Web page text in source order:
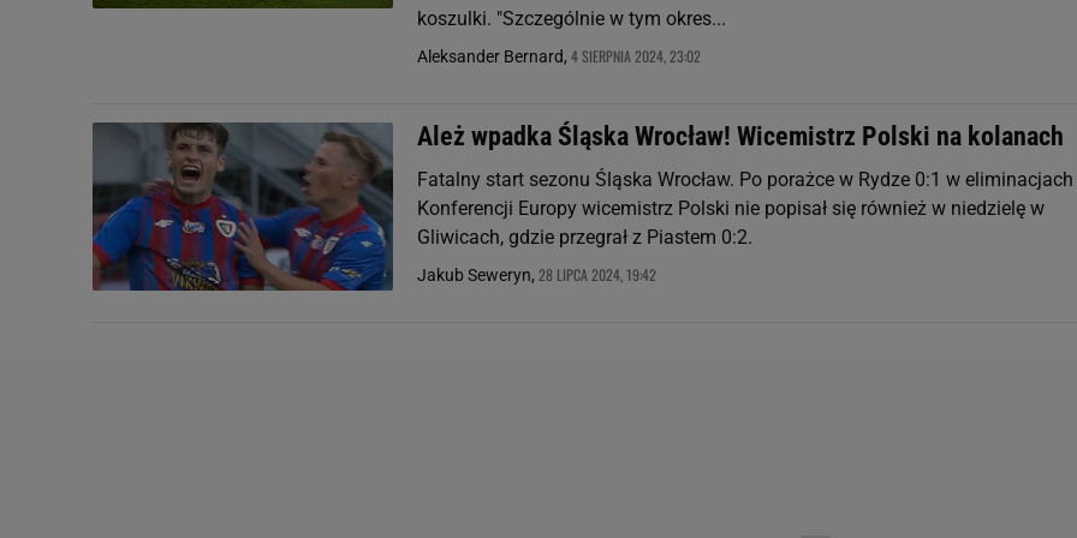
koszulki. "Szczególnie w tym okres...
Aleksander Bernard, 4 SIERPNIA 2024, 23:02
Ależ wpadka Śląska Wrocław! Wicemistrz Polski na kolanach
Fatalny start sezonu Śląska Wrocław. Po porażce w Rydze 0:1 w
Konferencji Europy wicemistrz Polski nie popisał się również w niedzielę w
Gliwicach, gdzie przegrał z Piastem 0:2.
Jakub Seweryn, 28 LIPCA 2024, 19:42